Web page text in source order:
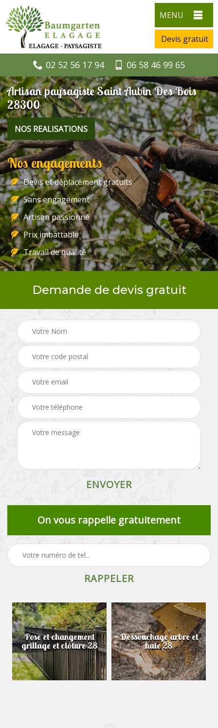
MENU
Devis gratuit
02 52 56 17 94 06 58 46 99 65
Artisan paysagiste Saint Aubin Des Bois
28300
NOS REALISATIONS
Nos engagements
Devis et déplacement gratuits
Sans engagement
Artisan passionné
Prix imbattable
Travail de qualité
Demande de devis gratuit
On vous rappelle gratuitement
Pose et changement
grillage et clôture 28
Dessouchage arbre et
haie 28